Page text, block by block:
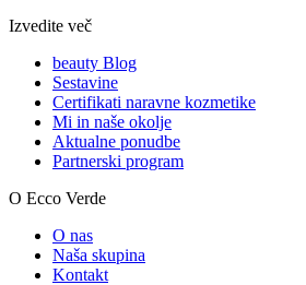
Izvedite več
beauty Blog
Sestavine
Certifikati naravne kozmetike
Mi in naše okolje
Aktualne ponudbe
Partnerski program
O Ecco Verde
O nas
Naša skupina
Kontakt